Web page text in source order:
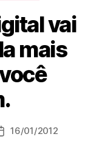
vai
mais
16/01/2012